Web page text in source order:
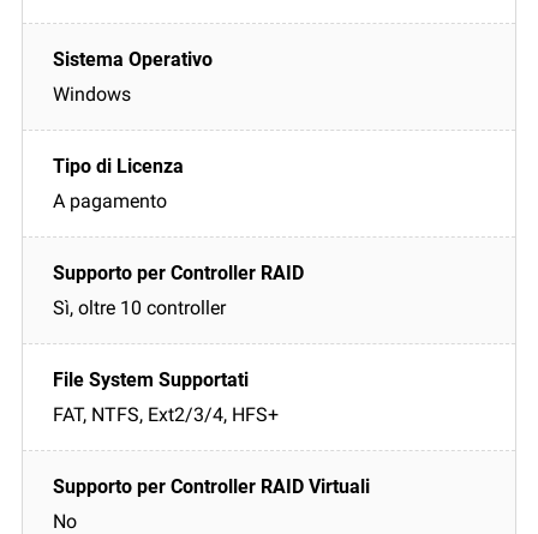
Windows
A pagamento
Sì, oltre 10 controller
FAT, NTFS, Ext2/3/4, HFS+
No